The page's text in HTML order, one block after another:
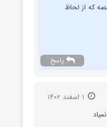
که از لحاظ
پاسخ